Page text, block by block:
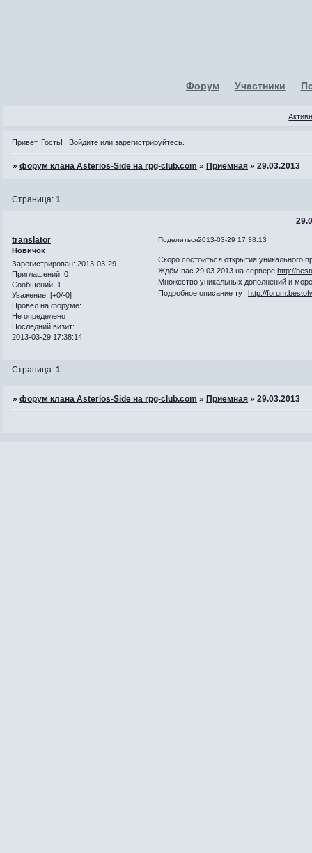
Форум Участники
Привет, Гость! Войдитеили зарегистрируйтесь.
»форум клана Asterios-Side на rpg-club.com » Приемная »29.03.2013
Страница:1
Поделиться2013-03-29 17:38:13
translator
Новичок
Зарегистрирован: 2013-03-29
Приглашений: 0
Сообщений: 1
Уважение: [+0/-0]
Провел на форуме:
Не определено
Последний визит:
2013-03-29 17:38:14
Скоро состоиться открытия уникального
Ждём вас 29.03.2013 на сервереhttp://
Множество уникальных дополнений и
Подробное описание тутhttp://
Страница:1
»форум клана Asterios-Side на rpg-club.com »Приемная »29.03.2013